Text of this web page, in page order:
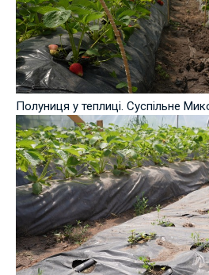
Полуниця у теплиці. Суспільне